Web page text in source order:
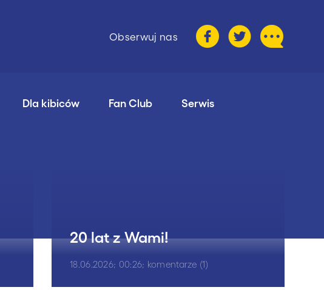
Obserwuj nas
Dla kibiców Fan Club Serwis
20 lat z Wami!
18.06.2026; 00:26; komentarze (1)